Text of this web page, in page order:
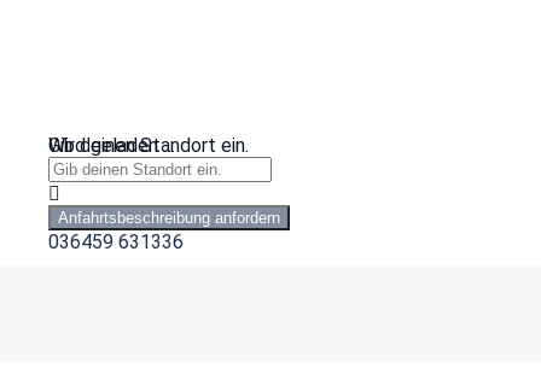
Wird geladen …
Gib deinen Standort ein.
Anfahrtsbeschreibung anfordern
036459 631336